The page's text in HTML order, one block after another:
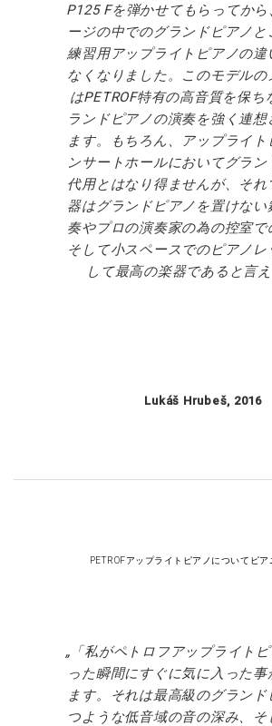
P125 Fを弾かせてもらってか
ージの中でのグランドピアノと
練習用アップライトピアノの違
なくなりました。このモデルの
はPETROF特有の高音質を保ち
ランドピアノの演奏を強く連想
ます。もちろん、アップライト
ンサートホールにおいてグラン
代用とはなり得ませんが、それ
器はグランドピアノを置けない
奏やプロの演奏家の為の控室で
そして小スペースでのピアノレ
して最高の楽器であると言え
Lukáš Hrubeš, 2016
PETROFアップライトピアノについてピア
「私がペトロフアップライト
った瞬間にすぐに気に入った事
ます。それは最高級のグランド
つような低音域の音の深み、そ